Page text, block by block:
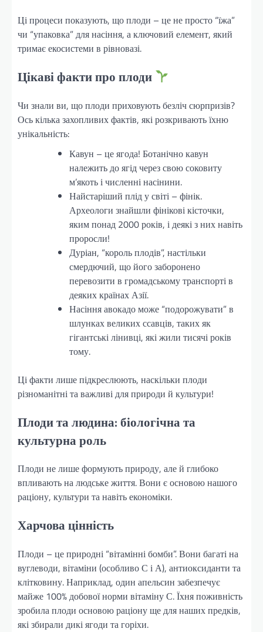
Ці процеси показують, що плоди – це не просто “їжа”
чи “упаковка” для насіння, а ключовий елемент, який
тримає екосистеми в рівновазі.
Цікаві факти про плоди
Чи знали ви, що плоди приховують безліч сюрпризів?
Ось кілька захопливих фактів, які розкривають їхню
унікальність:
Кавун – це ягода! Ботанічно кавун
належить до ягід через свою соковиту
м’якоть і численні насінини.
Найстаріший плід у світі – фінік.
Археологи знайшли фінікові кісточки,
яким понад 2000 років, і деякі з них навіть
проросли!
Дуріан, “король плодів”, настільки
смердючий, що його заборонено
перевозити в громадському транспорті в
деяких країнах Азії.
Насіння авокадо може “подорожувати” в
шлунках великих ссавців, таких як
гігантські лінивці, які жили тисячі років
тому.
Ці факти лише підкреслюють, наскільки плоди
різноманітні та важливі для природи й культури!
Плоди та людина: біологічна та
культурна роль
Плоди не лише формують природу, але й глибоко
впливають на людське життя. Вони є основою нашого
раціону, культури та навіть економіки.
Харчова цінність
Плоди – це природні “вітамінні бомби”. Вони багаті на
вуглеводи, вітаміни (особливо С і А), антиоксиданти та
клітковину. Наприклад, один апельсин забезпечує
майже 100% добової норми вітаміну С. Їхня поживність
зробила плоди основою раціону ще для наших предків,
які збирали дикі ягоди та горіхи.